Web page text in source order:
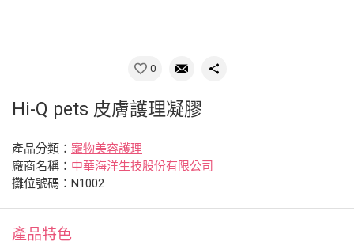
0
Hi-Q pets 皮膚護理凝膠
產品分類： 寵物美容護理
廠商名稱： 中華海洋生技股份有限公司
攤位號碼：N1002
產品特色